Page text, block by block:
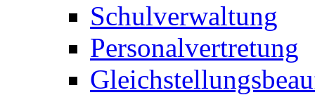
Schulverwaltung
Personalvertretung